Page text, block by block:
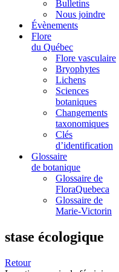
Bulletins
Nous joindre
Évènements
Flore
du Québec
Flore vasculaire
Bryophytes
Lichens
Sciences
botaniques
Changements
taxonomiques
Clés
d’identification
Glossaire
de botanique
Glossaire de
FloraQuebeca
Glossaire de
Marie-Victorin
stase écologique
Retour